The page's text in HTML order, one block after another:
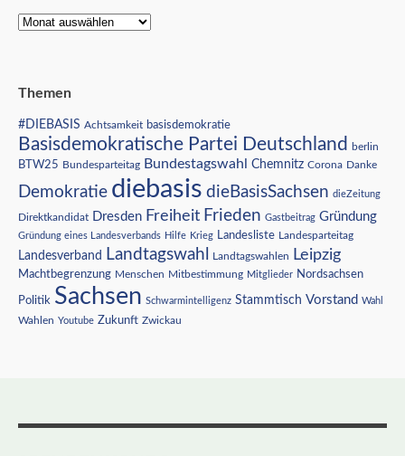
Themen
#DIEBASIS Achtsamkeit basisdemokratie
Basisdemokratische Partei Deutschland berlin
BTW25 Bundesparteitag Bundestagswahl Chemnitz Corona Danke
Demokratie diebasis dieBasisSachsen dieZeitung
Direktkandidat Dresden Freiheit Frieden Gastbeitrag Gründung
Gründung eines Landesverbands Hilfe Krieg Landesliste Landesparteitag
Landesverband Landtagswahl Landtagswahlen Leipzig
Machtbegrenzung Menschen Mitbestimmung Mitglieder Nordsachsen
Politik Sachsen Schwarmintelligenz Stammtisch Vorstand Wahl
Wahlen Youtube Zukunft Zwickau